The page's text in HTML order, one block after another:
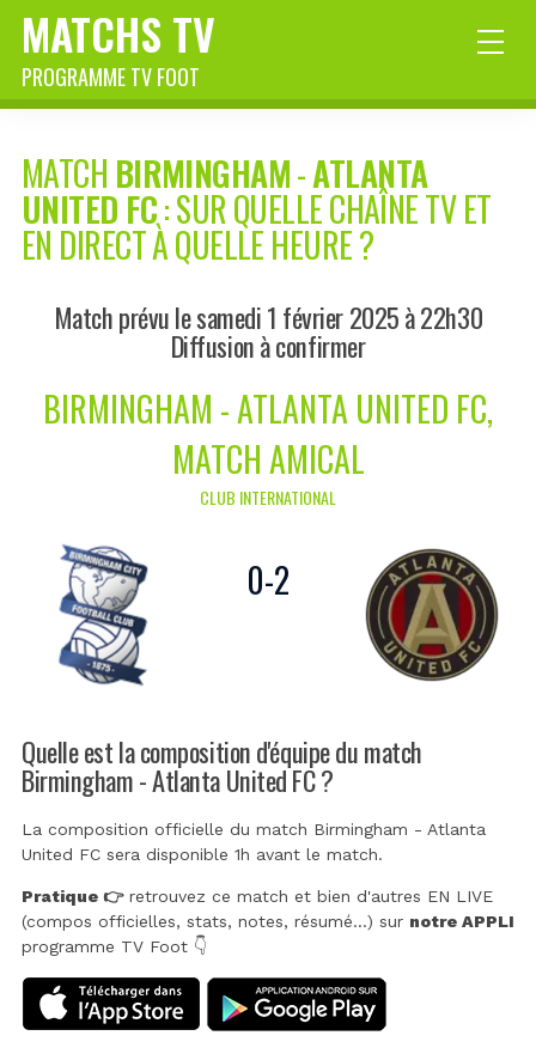
MATCHS TV
PROGRAMME TV FOOT
MATCH BIRMINGHAM-ATLANTA
UNITED FC: SUR QUELLE CHAÎNE TV ET
EN DIRECT À QUELLE HEURE ?
Match prévu le samedi 1 février 2025 à 22h30
Diffusion à confirmer
BIRMINGHAM - ATLANTA UNITED FC,
MATCH AMICAL
CLUB INTERNATIONAL
0-2
Quelle est la composition d'équipe du match
Birmingham - Atlanta United FC ?
La composition officielle du match Birmingham - Atlanta
United FC sera disponible 1h avant le match.
Pratique 👉retrouvez ce match et bien d'autres EN LIVE
(compos officielles, stats, notes, résumé...) sur notre APPLI
programme TV Foot 👇